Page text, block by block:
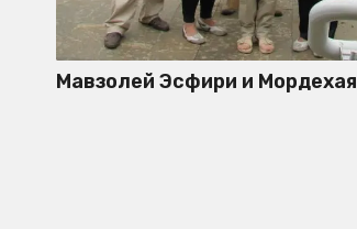
Мавзолей Эсфири и Мордехая